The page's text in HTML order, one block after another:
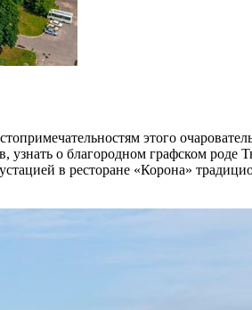
этого
о благородном графском роде
в ресторане «Корона»